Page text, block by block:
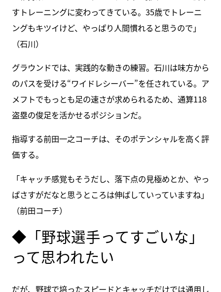
すトレーニングに変わってきている。35歳でトレーニ
ングもキツイけど、やっぱり人間慣れると思うので」
（石川）
グラウンドでは、実践的な動きの練習。石川は味方から
のパスを受ける“ワイドレシーバー”を任されている。ア
メフトでもっとも足の速さが求められるため、通算118
盗塁の俊足を活かせるポジションだ。
指導する前田一之コーチは、そのポテンシャルを高く評
価する。
「キャッチ感覚もそうだし、落下点の見極めとか、やっ
ぱさすがだなと思うところは伸ばしていっていますね」
（前田コーチ）
◆「野球選手ってすごいな」
って思われたい
だが、野球で培ったスピードとキャッチだけでは通用し